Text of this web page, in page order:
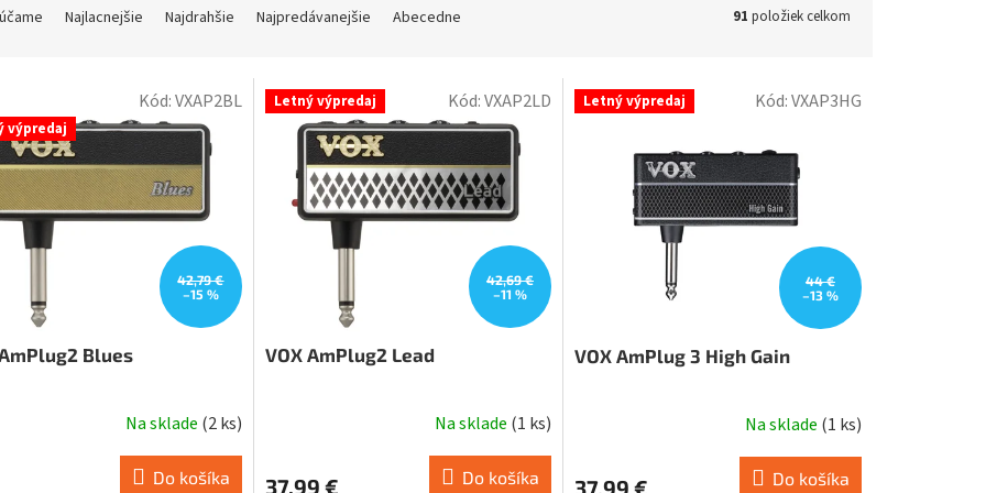
Najlacnejšie Najdrahšie Najpredávanejšie Abecedne 91 položiek celkom
výpredaj
42,79 €
–15 %
Blues
Na sklade (2 ks)
Do košíka
Kód:VXAP2BL Letný výpredaj
42,69 €
–11 %
VOX AmPlug2 Lead
Na sklade (1 ks)
37,99 € Do košíka
Kód:VXAP2LD Letný výpredaj
44 €
–13 %
VOX AmPlug 3 High Gain
Na sklade (1 ks)
37,99 € Do košíka
Kód:VXAP3HG